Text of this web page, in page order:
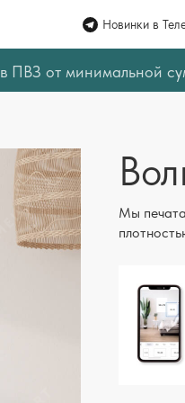
Новинки в
в ПВЗ от минимальной
Мы